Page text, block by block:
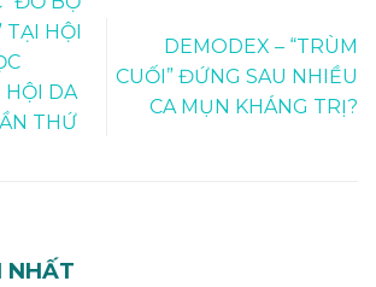
TẠI HỘI
HỘI DA
THỨ
DEMODEX – “TRÙM
CUỐI” ĐỨNG SAU NHIỀU
CA MỤN KHÁNG TRỊ?
NHẤT